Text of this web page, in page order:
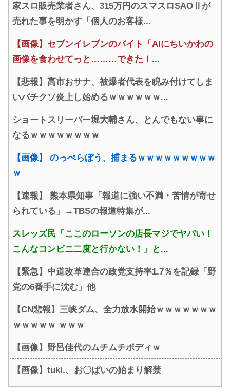
家スロ販売業者さん、315万円のスマスロSAOⅡが
売れた事を明かす「個人のお客様...
【画像】セブンイレブンのバイト「AIにちいかわの
画像を食わせてっと………できた！...
【悲報】高市おサナ、被爆者代表を睨み付けてしま
いバチクソ炎上し始めるｗｗｗｗｗｗ...
ショートスリーバー堀大輔さん、とんでもない事に
なるｗｗｗｗｗｗｗｗ
【画像】 のっぺらぼう、捕まるｗｗｗｗｗｗｗｗｗ
ｗ
【速報】 熊本県知事「報道に強い不満・苦情が寄せ
られている」→TBSの報道特集が...
スレッズ民「ここのローソンの店長マジでヤバい！
こんなコンビニ二度と行かない！」と...
【緊急】中道改革連合の政党支持率1.7％を記録「野
党の6番手に沈む」他
【CN悲報】三峡ダム、全力放水開始ｗｗｗｗｗｗｗ
ｗｗｗｗｗ ｗｗｗ
【画像】野呂佳代のムチムチボディｗ
【画像】tuki.、お〇ぱいの始まり解禁